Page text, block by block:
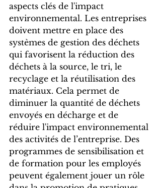
aspects clés de l'impact
environnemental. Les entreprises
doivent mettre en place des
systèmes de gestion des déchets
qui favorisent la réduction des
déchets à la source, le tri, le
recyclage et la réutilisation des
matériaux. Cela permet de
diminuer la quantité de déchets
envoyés en décharge et de
réduire l'impact environnemental
des activités de l’entreprise. Des
programmes de sensibilisation et
de formation pour les employés
peuvent également jouer un rôle